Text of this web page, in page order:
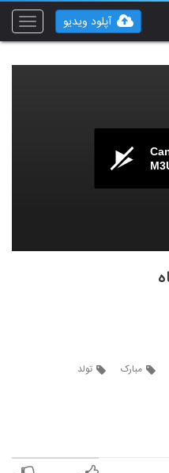
Toggle
آپلود ویدیو
مبارک تولد